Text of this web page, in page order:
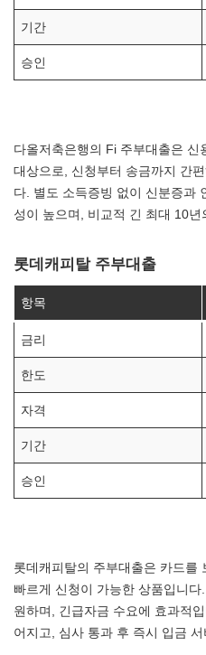
기간
승인
다올저축은행의 Fi 주부대출은
대상으로, 신청부터 송금까지 간
다. 별도 소득증빙 없이 신분증과
성이 높으며, 비교적 긴 최대 10년
롯데캐피탈 주부대출
항목
금리
한도
자격
기간
승인
롯데캐피탈의 주부대출은 카드를
빠르게 신청이 가능한 상품입니
원하며, 긴급자금 수요에 효과적
어지고, 심사 통과 후 즉시 입금 서